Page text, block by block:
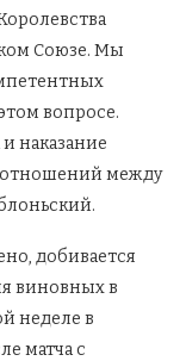
Союзе. Мы
вопросе.
наказание
между
добивается
виновных в
неделе в
матча с